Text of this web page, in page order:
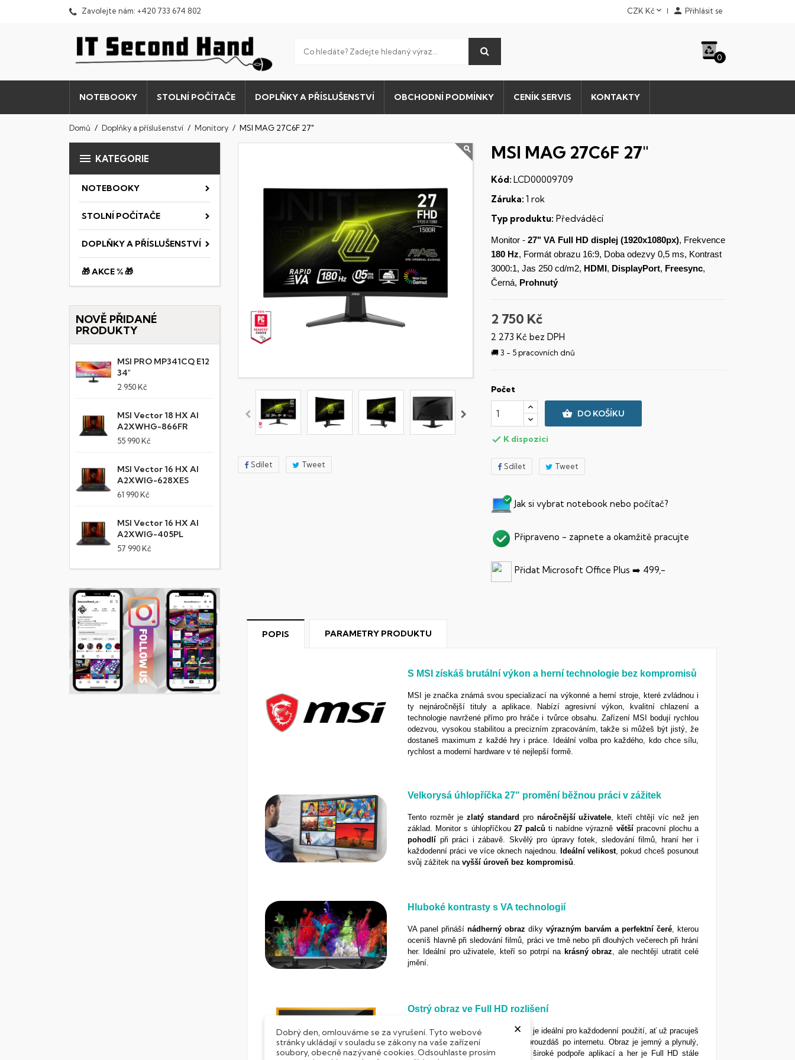
Zavolejte nám: +420 733 674 802 CZK Kč  Přihlásit se
0
NOTEBOOKY STOLNÍ POČÍTAČE DOPLŇKY A PŘÍSLUŠENSTVÍ OBCHODNÍ PODMÍNKY CENÍK SERVIS KONTAKTY
Domů Doplňky a příslušenství Monitory MSI MAG 27C6F 27"
 KATEGORIE
NOTEBOOKY
STOLNÍ POČÍTAČE
DOPLŇKY A PŘÍSLUŠENSTVÍ
🎁 AKCE % 🎁
NOVĚ PŘIDANÉ
PRODUKTY
MSI PRO MP341CQ E12
34"
2 950 Kč
MSI Vector 18 HX AI
A2XWHG-866FR
55 990 Kč
MSI Vector 16 HX AI
A2XWIG-628XES
61 990 Kč
MSI Vector 16 HX AI
A2XWIG-405PL
57 990 Kč
Sdílet Tweet
MSI MAG 27C6F 27"
Kód: LCD00009709
Záruka: 1 rok
Typ produktu: Předváděcí
Monitor - 27" VA Full HDdisplej (1920x1080px), Frekvence
180 Hz, Formát obrazu 16:9, Doba odezvy 0,5 ms, Kontrast
3000:1, Jas 250 cd/m2, HDMI , DisplayPort, Freesync,
Černá, Prohnutý
2 750 Kč
2 273 Kč bez DPH
🚚 3 - 5 pracovních dnů
Počet
 DO KOŠÍKU
 K dispozici
Sdílet Tweet
Jak si vybrat notebook nebo počítač?
Připraveno - zapnete a okamžitě pracujte
Přidat Microsoft Office Plus ➡️ 499,-
POPIS PARAMETRY PRODUKTU
S MSI získáš brutální výkon a herní technologie bez kompromisů
MSI je značka známá svou specializací na výkonné a herní stroje, které zvládnou i
ty nejnáročnější tituly a aplikace. Nabízí agresivní výkon, kvalitní chlazení a
technologie navržené přímo pro hráče i tvůrce obsahu. Zařízení MSI bodují rychlou
odezvou, vysokou stabilitou a precizním zpracováním, takže si můžeš být jistý, že
dostaneš maximum z každé hry i práce. Ideální volba pro každého, kdo chce sílu,
rychlost a moderní hardware v té nejlepší formě.
Velkorysá úhlopříčka 27" promění běžnou práci v zážitek
Tento rozměr je zlatý standard pro náročnější uživatele , kteří chtějí víc než jen
základ. Monitor s úhlopříčkou 27 palců ti nabídne výrazně většípracovní plochu a
pohodlí při práci i zábavě. Skvělý pro úpravy fotek, sledování filmů, hraní her i
každodenní práci ve více oknech najednou. Ideální velikost, pokud chceš posunout
svůj zážitek na vyšší úroveň bez kompromisů
Hluboké kontrasty s VA technologií
VA panel přináší nádherný obraz díky výrazným barvám a perfektní čeré , kterou
oceníš hlavně při sledování filmů, práci ve tmě nebo při dlouhých večerech při hrání
her. Ideální pro uživatele, kteří so potrpí na krásný obraz , ale nechtějí utratit celé
jmění.
Ostrý obraz ve Full HD rozlišení
Rozlišení1920 × 1080 px (Full HD)
je ideální pro každodenní použití, ať už pracuješ
s dokumenty, sleduješ filmy nebo brouzdáš po internetu. Obraz je jemný a plynulý,
barvy vyvážené a přirozené. Díky široké podpoře aplikací a her je Full HD stále
×
Dobrý den, omlouváme se za vyrušení. Tyto webové
stránky ukládají v souladu se zákony na vaše zařízení
soubory, obecně nazývané cookies. Odsouhlaste prosím